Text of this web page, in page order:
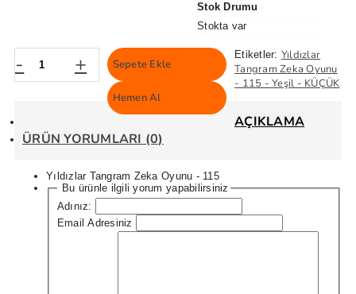
Stok Drumu
Stokta var
- + Sepete Ekle
Hemen Al
Etiketler: Yıldızlar
Tangram Zeka Oyunu
- 115 - Yeşil - KÜÇÜK
AÇIKLAMA
ÜRÜN YORUMLARI (0)
Yıldızlar Tangram Zeka Oyunu - 115
Bu ürünle ilgili yorum yapabilirsiniz
Adınız:
Email Adresiniz